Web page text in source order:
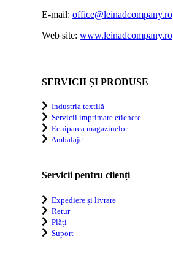
E-mail: office@leinadcompany.ro
Web site: www.leinadcompany.ro
SERVICII ȘI PRODUSE
Industria textilă
Servicii imprimare etichete
Echiparea magazinelor
Ambalaje
Servicii pentru clienți
Expediere și livrare
Retur
Plăți
Suport